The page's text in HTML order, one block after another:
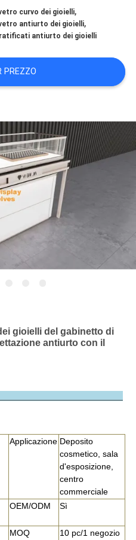
curvo dei gioielli,
antiurto dei gioielli,
antiurto dei gioielli
PREZZO
gioielli del gabinetto di
antiurto con il
Applicazione Deposito
cosmetico, sala
d'esposizione,
centro
commerciale
OEM/ODM Sì
MOQ 10 pc/1 negozio